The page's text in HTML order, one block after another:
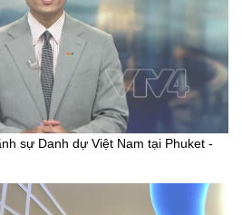
sự Danh dự Việt Nam tại Phuket -